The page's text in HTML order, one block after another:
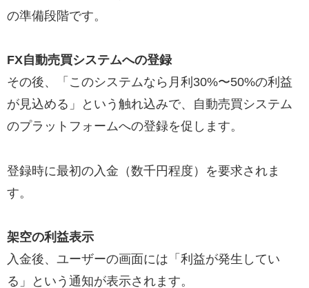
の準備段階です。
FX自動売買システムへの登録
その後、「このシステムなら月利30%〜50%の利益
が見込める」という触れ込みで、自動売買システム
のプラットフォームへの登録を促します。
登録時に最初の入金（数千円程度）を要求されま
す。
架空の利益表示
入金後、ユーザーの画面には「利益が発生してい
る」という通知が表示されます。